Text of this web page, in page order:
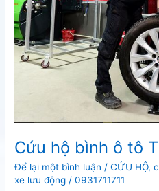
Cứu hộ bình ô tô
Để lại một bình luận /CỨU HỘ,
xe lưu động /0931711711